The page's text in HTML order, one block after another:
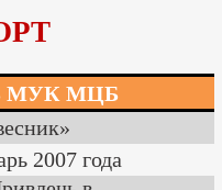
МУК МЦБ
2007 года